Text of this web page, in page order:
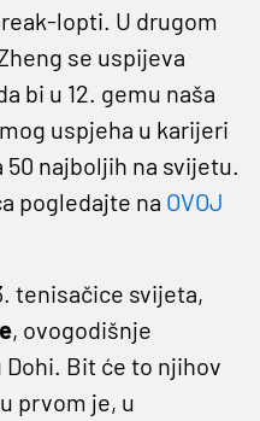
lopti. U drugom
se uspijeva
bi u 12. gemu naša
uspjeha u karijeri
najboljih na svijetu.
pogledajte na OVOJ
tenisačice svijeta,
, ovogodišnje
Bit će to njihov
prvom je, u